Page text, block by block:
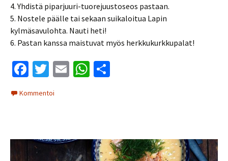
4. Yhdistä piparjuuri-tuorejuustoseos pastaan.
5. Nostele päälle tai sekaan suikaloitua Lapin
kylmäsavulohta. Nauti heti!
6. Pastan kanssa maistuvat myös herkkukurkkupalat!
Fa
b
o
k
T
wi
tt
E
W
p
p
Kommentoi